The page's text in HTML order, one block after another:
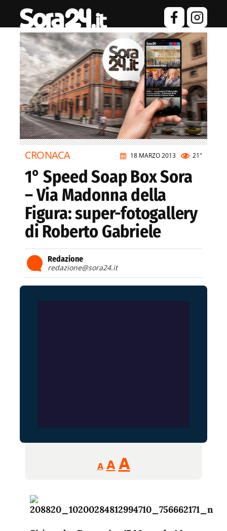
18 MARZO 2013 21"
CRONACA
1° Speed Soap Box Sora
– Via Madonna della
Figura: super-fotogallery
di Roberto Gabriele
Redazione
redazione@sora24.it
A
Reducir
tamaño
A Restablecer
fuente
AAumentar
de